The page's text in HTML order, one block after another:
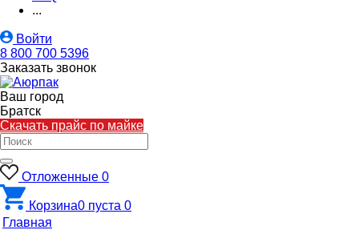
...
Войти
8 800 700 5396
Заказать звонок
Ваш город
Братск
Скачать прайс по майке
Отложенные 0
Корзина0 пуста 0
Главная